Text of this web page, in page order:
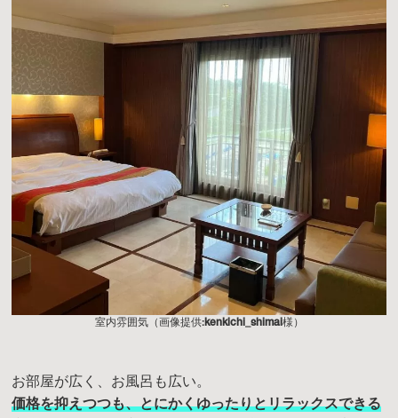
室内雰囲気（画像提供:kenkichi_shimai様）
お部屋が広く、お風呂も広い。
価格を抑えつつも、とにかくゆったりとリラックスできる